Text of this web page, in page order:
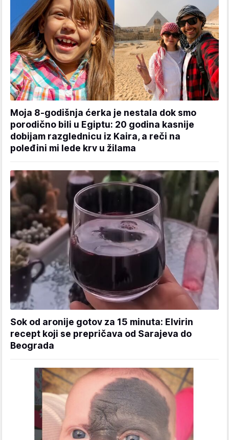
Moja 8-godišnja ćerka je nestala dok smo
porodično bili u Egiptu: 20 godina kasnije
dobijam razglednicu iz Kaira, a reči na
poleđini mi lede krv u žilama
Sok od aronije gotov za 15 minuta: Elvirin
recept koji se prepričava od Sarajeva do
Beograda